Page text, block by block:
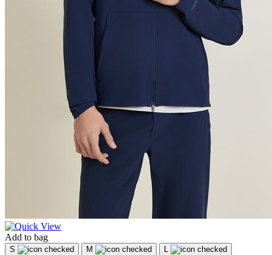
Add to bag
S M
L